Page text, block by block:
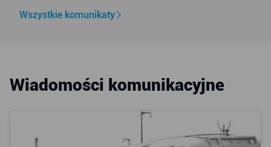
Wszystkie komunikaty
Wiadomości komunikacyjne